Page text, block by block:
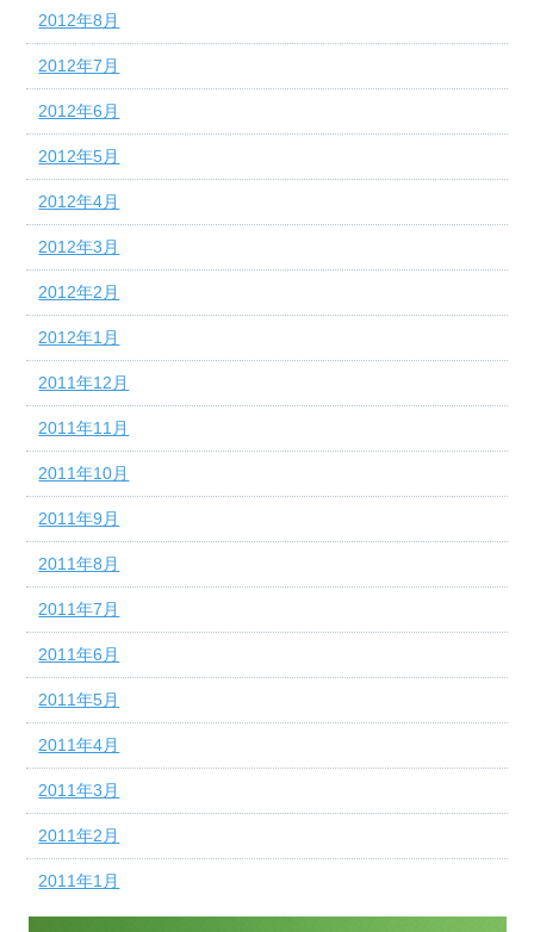
2012年8月
2012年7月
2012年6月
2012年5月
2012年4月
2012年3月
2012年2月
2012年1月
2011年12月
2011年11月
2011年10月
2011年9月
2011年8月
2011年7月
2011年6月
2011年5月
2011年4月
2011年3月
2011年2月
2011年1月